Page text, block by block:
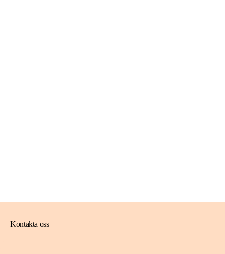
Kontakta oss